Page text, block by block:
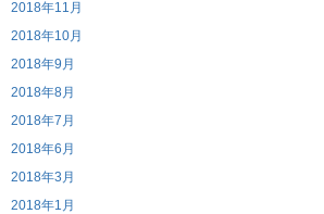
2018年11月
2018年10月
2018年9月
2018年8月
2018年7月
2018年6月
2018年3月
2018年1月